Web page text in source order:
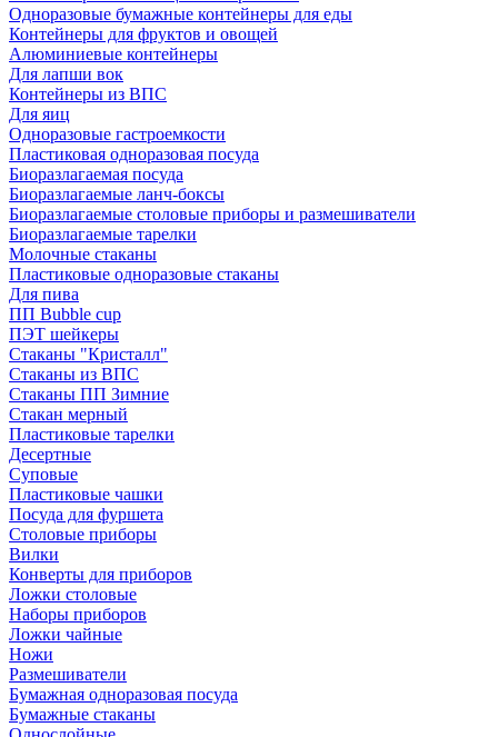
Одноразовые бумажные контейнеры для еды
Контейнеры для фруктов и овощей
Алюминиевые контейнеры
Для лапши вок
Контейнеры из ВПС
Для яиц
Одноразовые гастроемкости
Пластиковая одноразовая посуда
Биоразлагаемая посуда
Биоразлагаемые ланч-боксы
Биоразлагаемые столовые приборы и размешиватели
Биоразлагаемые тарелки
Молочные стаканы
Пластиковые одноразовые стаканы
Для пива
ПП Bubble cup
ПЭТ шейкеры
Стаканы "Кристалл"
Стаканы из ВПС
Стаканы ПП Зимние
Стакан мерный
Пластиковые тарелки
Десертные
Суповые
Пластиковые чашки
Посуда для фуршета
Столовые приборы
Вилки
Конверты для приборов
Ложки столовые
Наборы приборов
Ложки чайные
Ножи
Размешиватели
Бумажная одноразовая посуда
Бумажные стаканы